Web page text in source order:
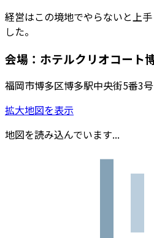
経営はこの境地でやらないと上
した。
会場：ホテルクリオコート
福岡市博多区博多駅中央街5番3号
拡大地図を表示
地図を読み込んでいます...